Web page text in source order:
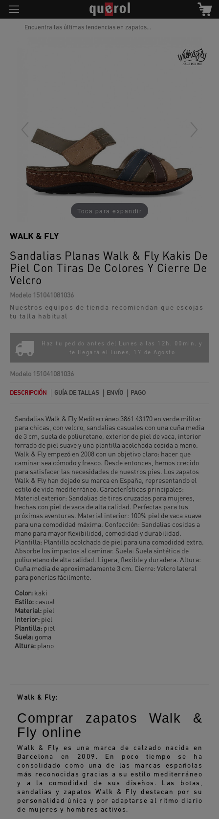
Encuentra las últimas tendencias en zapatos...
Toca para expandir
Sandalias Planas Walk & Fly Kakis De
Piel Con Tiras De Colores Y Cierre De
Velcro
WALK & FLY
Modelo 151041081036
Nuestros equipos de tienda recomiendan que escojas
tu talla habitual
Haz tu pedido antes del Lunes a las 12h. 00min. y
te llegará el
Lunes, 17 de Agosto
Modelo 151041081036
DESCRIPCIÓN GUÍA DE TALLAS ENVÍO PAGO
Sandalias Walk & Fly Mediterráneo 3861 43170 en verde militar
para chicas, con velcro, sandalias casuales con una cuña media
de 3 cm, suela de poliuretano, exterior de piel de vaca, interior
forrado de piel suave y una plantilla acolchada cosida a mano.
Walk & Fly empezó en 2008 con un objetivo claro: hacer que
caminar sea cómodo y fresco. Desde entonces, hemos crecido
para satisfacer las necesidades de nuestros pies. Los zapatos
Walk & Fly han dejado su marca en España, representando el
estilo de vida mediterráneo. Características principales:
Material exterior: Sandalias de tiras cruzadas para mujeres,
hechas con piel de vaca de alta calidad. Perfectas para tus
próximas aventuras. Material interior: 100% piel de vaca suave
para una comodidad máxima. Confección: Sandalias cosidas a
mano para mayor flexibilidad, comodidad y durabilidad.
Plantilla: Plantilla acolchada de piel para una comodidad extra.
Absorbe los impactos al caminar. Suela: Suela sintética de
poliuretano de alta calidad. Ligera, flexible y duradera. Altura:
Cuña media de aproximadamente 3 cm. Cierre: Velcro lateral
para ponerlas fácilmente.
Color: kaki
Estilo: casual
Material: piel
Interior: piel
Plantilla: piel
Suela: goma
Altura: plano
Walk & Fly:
Comprar zapatos Walk &
Fly online
Walk & Fly es una marca de calzado nacida en
Barcelona en 2009. En poco tiempo se ha
consolidado como una de las marcas españolas
más reconocidas gracias a su estilo mediterráneo
y a la comodidad de sus diseños. Las botas,
sandalias y zapatos Walk & Fly destacan por su
personalidad única y por adaptarse al ritmo diario
de mujeres y hombres activos.